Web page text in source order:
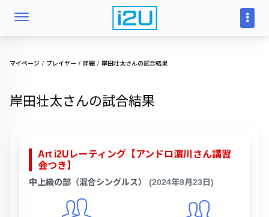
マイページ プレイヤー 詳細 岸田壮太さんの試合結果
岸田壮太さんの試合結果
Art i2Uレーティング【アンドロ濵川さん講習
会つき】
中上級の部（混合シングルス） (2024年9月23日)